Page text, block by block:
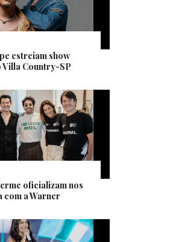
estreiam show
Villa Country-SP
oficializam nos
com a Warner